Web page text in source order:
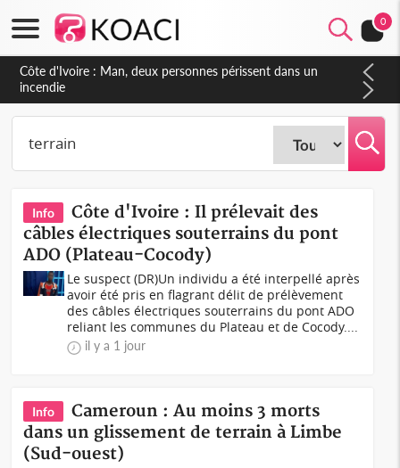
0
Côte d'Ivoire : Séileu, la célébration de la fête nationale
transformée en vaste campagne contre les produits
dépigmentants dangereux
Info
Côte d'Ivoire : Il prélevait des
câbles électriques souterrains du pont
ADO (Plateau-Cocody)
Le suspect (DR)Un individu a été interpellé après
avoir été pris en flagrant délit de prélèvement
des câbles électriques souterrains du pont ADO
reliant les communes du Plateau et de Cocody....
il y a 1 jour
Info
Cameroun : Au moins 3 morts
dans un glissement de terrain à Limbe
(Sud-ouest)